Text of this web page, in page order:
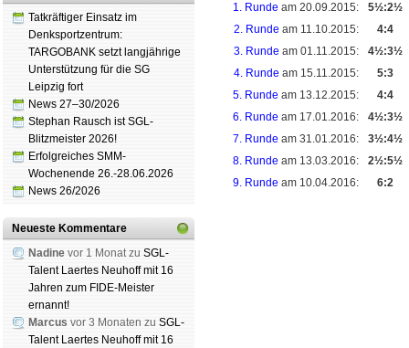
Tatkräftiger Einsatz im
Denksportzentrum:
TARGOBANK setzt langjährige
Unterstützung für die SG
Leipzig fort
News 27–30/2026
Stephan Rausch ist SGL-
Blitzmeister 2026!
Erfolgreiches SMM-
Wochenende 26.-28.06.2026
News 26/2026
Neueste Kommentare
Nadine vor 1 Monat zu SGL-
Talent Laertes Neuhoff mit 16
Jahren zum FIDE-Meister
ernannt!
Marcus vor 3 Monaten zu SGL-
Talent Laertes Neuhoff mit 16
1. Runde am 20.09.2015:
5½:2½
2. Runde am 11.10.2015:
4:4
3. Runde am 01.11.2015:
4½:3½
4. Runde am 15.11.2015:
5:3
5. Runde am 13.12.2015:
4:4
6. Runde am 17.01.2016:
4½:3½
7. Runde am 31.01.2016:
3½:4½
8. Runde am 13.03.2016:
2½:5½
9. Runde am 10.04.2016: 6:2